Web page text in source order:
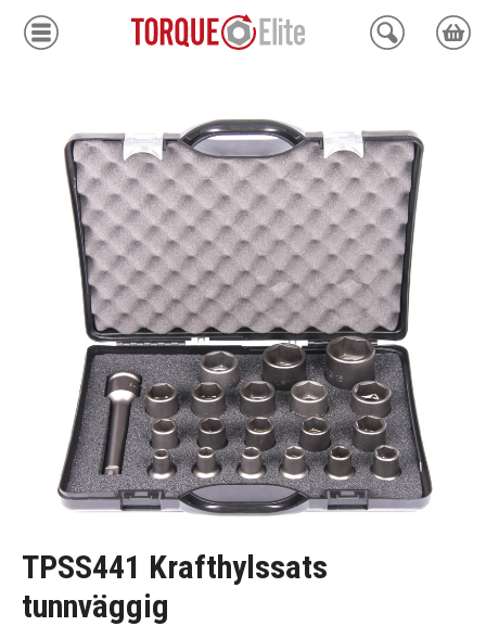
Moment
Hydraulik
Avdragare
Mätinstrument
Tjänster
Kundcenter
Mina sidor
TPSS441 Krafthylssats
tunnväggig